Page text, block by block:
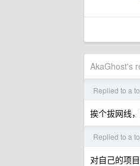
AkaGhost's
Replied to a
挨个拔网线
Replied to a
对自己的项